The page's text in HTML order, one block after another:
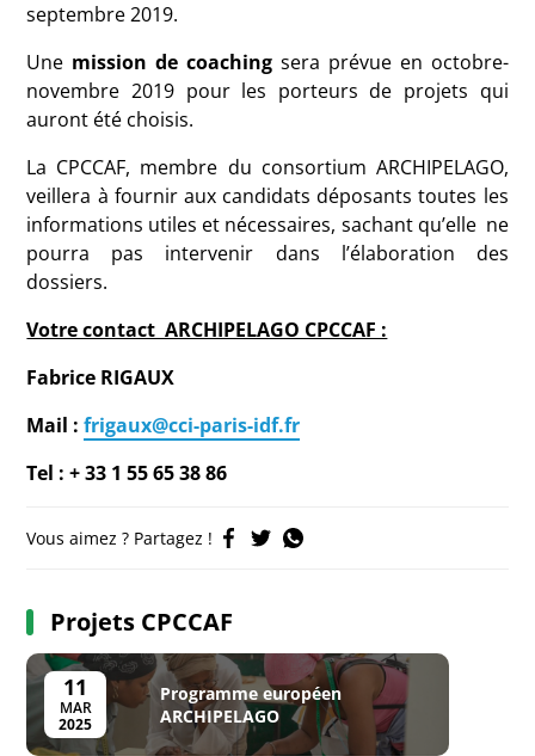
septembre 2019.
Une mission de coaching sera prévue en octobre-
novembre 2019 pour les porteurs de projets qui
auront été choisis.
La CPCCAF, membre du consortium ARCHIPELAGO,
veillera à fournir aux candidats déposants toutes les
informations utiles et nécessaires, sachant qu’elle ne
pourra pas intervenir dans l’élaboration des
dossiers.
Votre contact ARCHIPELAGO CPCCAF :
Fabrice RIGAUX
Mail :frigaux@cci-paris-idf.fr
Tel : + 33 1 55 65 38 86
Vous aimez ? Partagez !
Projets CPCCAF
11
MAR
2025
Programme européen
ARCHIPELAGO